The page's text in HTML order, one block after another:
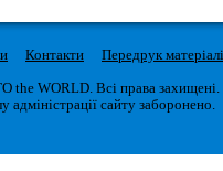
Контакти
Передрук
the WORLD. Всі права захищені.
адміністрації сайту заборонено.